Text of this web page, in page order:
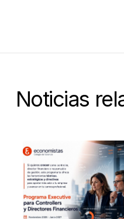
Noticias